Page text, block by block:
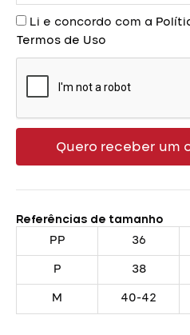
Aceite
Li e concordo com a
Termos de Uso
Quero receber um
Referências de tamanho
PP
36
P 38
M 40-42